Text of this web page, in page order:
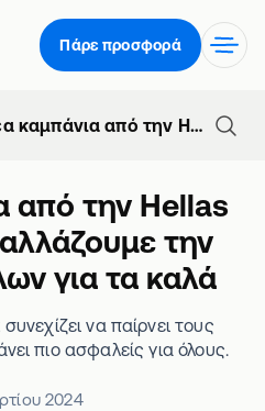
Πάρε προσφορά
Νέα καμπάνια από την Hellas Direct: Έτσι αλλάζουμε την ασφάλεια όλων για τα καλά
από την Hellas
την
για τα καλά
να παίρνει τους
πιο ασφαλείς για όλους.
2024